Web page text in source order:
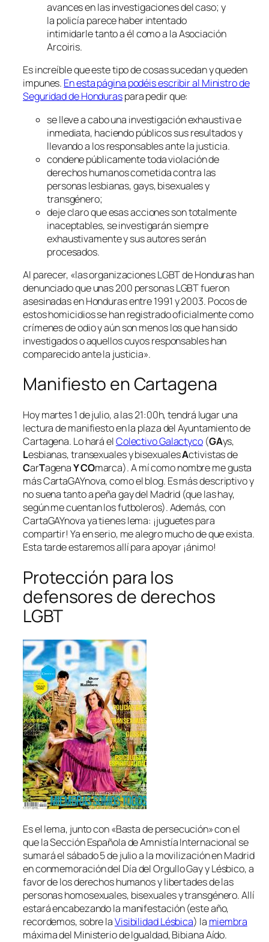
avances en las investigaciones del caso; y
la policía parece haber intentado
intimidarle tanto a él como a la Asociación
Arcoiris.
Es increíble que este tipo de cosas sucedan y queden
impunes. En esta página podéis escribir al Ministro de
Seguridad de Honduraspara pedir que:
se lleve a cabo una investigación exhaustiva e
inmediata, haciendo públicos sus resultados y
llevando a los responsables ante la justicia.
condene públicamente toda violación de
derechos humanos cometida contra las
personas lesbianas, gays, bisexuales y
transgénero;
deje claro que esas acciones son totalmente
inaceptables, se investigarán siempre
exhaustivamente y sus autores serán
procesados.
Al parecer, «las organizaciones LGBT de Honduras han
denunciado que unas 200 personas LGBT fueron
asesinadas en Honduras entre 1991 y 2003. Pocos de
estos homicidios se han registrado oficialmente como
crímenes de odio y aún son menos los que han sido
investigados o aquellos cuyos responsables han
comparecido ante la justicia».
Manifiesto en Cartagena
Hoy martes 1 de julio, a las 21:00h, tendrá lugar una
lectura de manifiesto en la plaza del Ayuntamiento de
Cartagena. Lo hará elColectivo Galactyco(GAys,
Lesbianas, transexuales y bisexualesActivistas de
CarTagenaY COmarca). A mí como nombre me gusta
más CartaGAYnova, como el blog. Es más descriptivo y
no suena tanto a peña gay del Madrid (que las hay,
según me cuentan los futboleros). Además, con
CartaGAYnova ya tienes lema: ¡juguetes para
compartir! Ya en serio, me alegro mucho de que exista.
Esta tarde estaremos allí para apoyar ¡ánimo!
Protección para los
defensores de derechos
LGBT
Es el lema, junto con «Basta de persecución» con el
que la Sección Española de Amnistía Internacional se
sumará el sábado 5 de julio a la movilización en Madrid
en conmemoración del Día del Orgullo Gay y Lésbico, a
favor de los derechos humanos y libertades de las
personas homosexuales, bisexuales y transgénero. Allí
estará encabezando la manifestación (este año,
recordemos, sobre laVisibilidad Lésbica) la miembra
máxima del Ministerio de Igualdad, Bibiana Aído.